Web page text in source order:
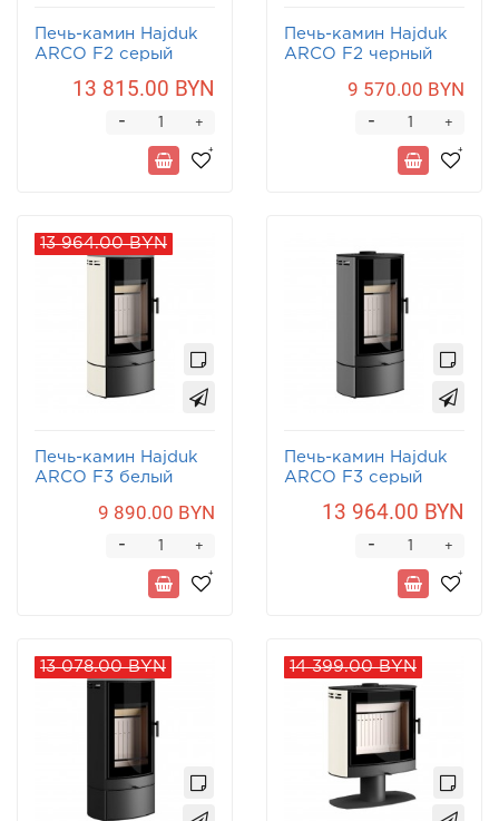
Печь-камин Hajduk
ARCO F2 серый
13 815.00 BYN
+
-
Печь-камин Hajduk
ARCO F2 черный
9 570.00 BYN
+
-
13 964.00 BYN
Печь-камин Hajduk
ARCO F3 белый
9 890.00 BYN
+
-
Печь-камин Hajduk
ARCO F3 серый
13 964.00 BYN
+
-
13 078.00 BYN 14 399.00 BYN